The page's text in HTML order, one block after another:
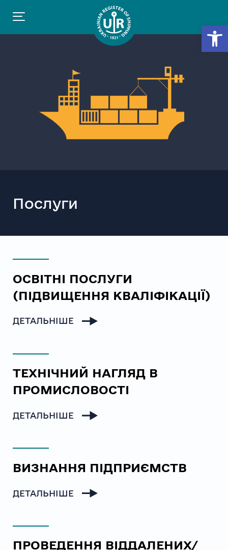
Послуги
ОСВІТНІ ПОСЛУГИ
(ПІДВИЩЕННЯ КВАЛІФІКАЦІЇ)
ДЕТАЛЬНІШЕ
ТЕХНІЧНИЙ НАГЛЯД В
ПРОМИСЛОВОСТІ
ДЕТАЛЬНІШЕ
ВИЗНАННЯ ПІДПРИЄМСТВ
ДЕТАЛЬНІШЕ
ПРОВЕДЕННЯ ВІДДАЛЕНИХ/